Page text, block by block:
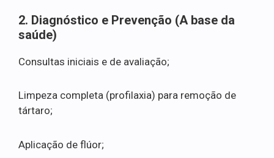
2. Diagnóstico e Prevenção (A base da
saúde)
Consultas iniciais e de avaliação;
Limpeza completa (profilaxia) para remoção de
tártaro;
Aplicação de flúor;